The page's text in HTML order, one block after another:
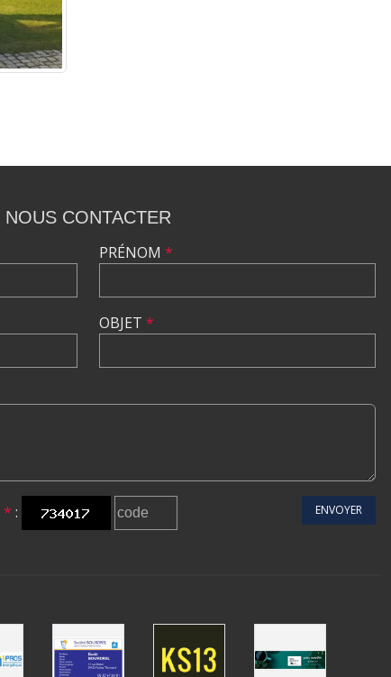
NOUS CONTACTER
PRÉNOM *
OBJET *
* : ENVOYER